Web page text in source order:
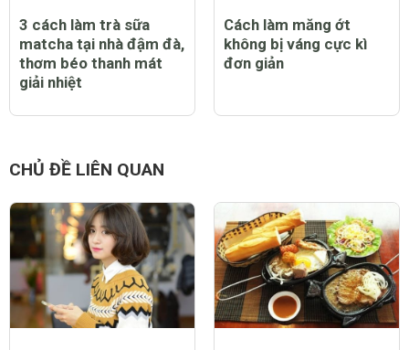
3 cách làm trà sữa
matcha tại nhà đậm đà,
thơm béo thanh mát
giải nhiệt
Cách làm măng ớt
không bị váng cực kì
đơn giản
CHỦ ĐỀ LIÊN QUAN